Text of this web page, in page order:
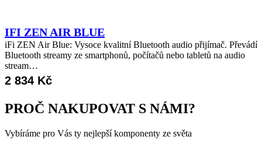
IFI ZEN AIR BLUE
iFi ZEN Air Blue: Vysoce kvalitní Bluetooth audio přijímač. Převádí
Bluetooth streamy ze smartphonů, počítačů nebo tabletů na audio
stream…
2 834 Kč
PROČ NAKUPOVAT S NÁMI?
Vybíráme pro Vás ty nejlepší komponenty ze světa